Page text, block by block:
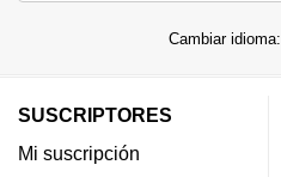
Cambiar idioma:
SUSCRIPTORES
Mi suscripción